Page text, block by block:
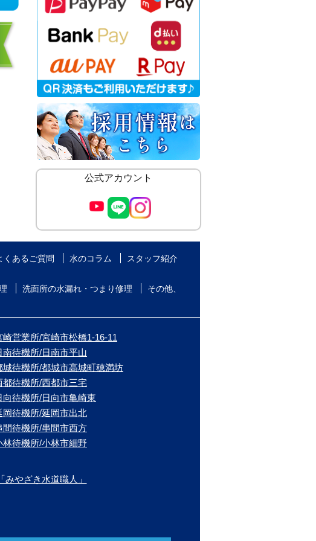
公式アカウント
くあるご質問 水のコラム
スタッフ紹介
洗面所の水漏れ・つまり修理
その他、
崎営業所/宮崎市松橋1-16-11
南待機所/日南市平山
城待機所/都城市高城町穂満坊
都待機所/西都市三宅
向待機所/日向市亀崎東
岡待機所/延岡市出北
間待機所/串間市西方
林待機所/小林市細野
やざき水道職人」